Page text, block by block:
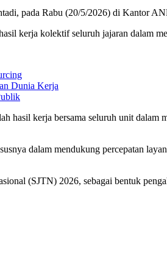
pada Rabu (20/5/2026) di Kantor
kerja kolektif seluruh jajaran dalam
Dunia Kerja
hasil kerja bersama seluruh unit dalam
dalam mendukung percepatan
(SJTN) 2026, sebagai bentuk